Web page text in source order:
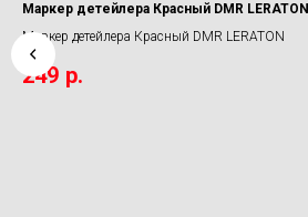
Маркер детейлера Красный DMR LERATON
Маркер детейлера Красный DMR LERATON
249 р.